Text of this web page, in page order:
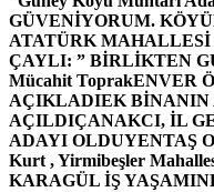
GÜVENİYORUM.
ATATÜRK
ÇAYLI: ” BİRLİKTEN
Mücahit ToprakENVER
AÇIKLADIEK BİNANIN
AÇILDIÇANAKCI, İL
ADAYI OLDUYENTAŞ
Kurt , Yirmibeşler
KARAGÜL İŞ